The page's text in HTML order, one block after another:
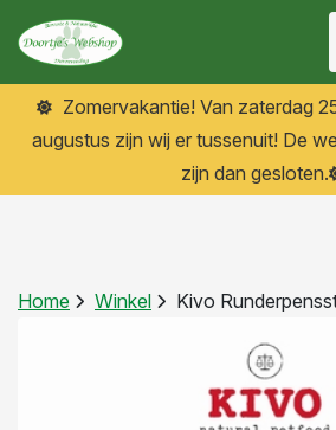
Zomervakantie! Van zaterdag
augustus zijn wij er tussenuit! De
zijn dan gesloten.
Home Winkel Kivo